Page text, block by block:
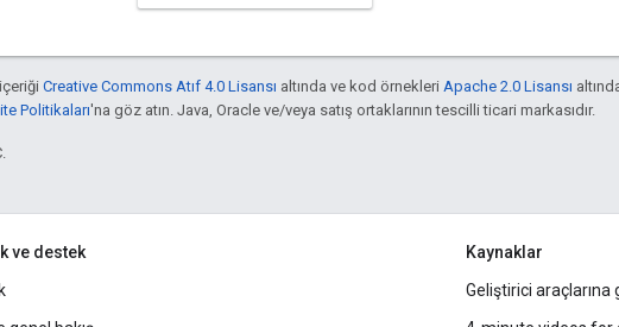
Creative Commons Atıf 4.0 Lisansı altında ve kod örnekleri Apache 2.0 Lisansı
Politikaları'na göz atın. Java, Oracle ve/veya satış ortaklarının tescilli ticari markasıdır.
ve destek
Kaynaklar
Geliştirici araçlarına